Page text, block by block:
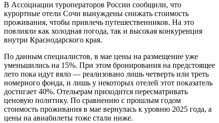
В Ассоциации туроператоров России сообщили, что
курортные отели Сочи вынуждены снижать стоимость
проживания, чтобы привлечь путешественников. На это
повлияли как холодная погода, так и высокая конкуренция
внутри Краснодарского края.
По данным специалистов, в мае цены на размещение уже
уменьшились на 15%. При этом бронирования на предстоящее
лето пока идут вяло — реализовано лишь четверть или треть
номерного фонда, и лишь у некоторых отелей этот показатель
достигает 40%. Отельерам приходится пересматривать
ценовую политику. По сравнению с прошлым годом
стоимость проживания в мае вернулась к уровню 2025 года, а
цены на авиабилеты тоже стали ниже.